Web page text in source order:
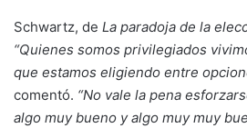
Schwartz, de La paradoja de la
“Quienes somos privilegiados
que estamos eligiendo entre
comentó. “No vale la pena
algo muy bueno y algo muy muy